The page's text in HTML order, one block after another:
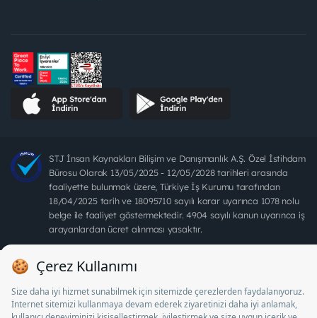
STJ İnsan Kaynakları Bilişim ve Danışmanlık A.Ş. Özel İstihdam
Bürosu Olarak 13/05/2025 - 12/05/2028 tarihleri arasında
faaliyette bulunmak üzere, Türkiye İş Kurumu tarafından
18/04/2025 tarih ve 18095710 sayılı karar uyarınca 1078 nolu
belge ile faaliyet göstermektedir. 4904 sayılı kanun uyarınca iş
arayanlardan ücret alınması yasaktır.